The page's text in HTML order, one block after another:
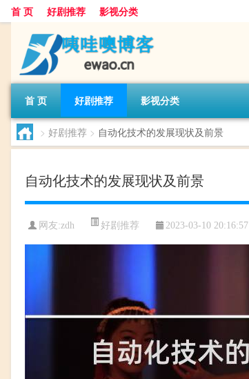
首 页 好剧推荐 影视分类
首 页 好剧推荐 影视分类
> 好剧推荐 > 自动化技术的发展现状及前景
自动化技术的发展现状及前景
网友:zdh 好剧推荐 2023-03-10 20:16:57